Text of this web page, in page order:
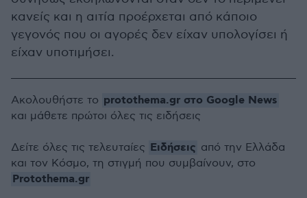
κανείς και η αιτία προέρχεται από κάποιο
γεγονός που οι αγορές δεν είχαν υπολογίσει ή
είχαν υποτιμήσει.
Ακολουθήστε το protothema.gr στο Google News
και μάθετε πρώτοι όλες τις ειδήσεις
Δείτε όλες τις τελευταίες Ειδήσεις από την Ελλάδα
και τον Κόσμο, τη στιγμή που συμβαίνουν, στο
Protothema.gr